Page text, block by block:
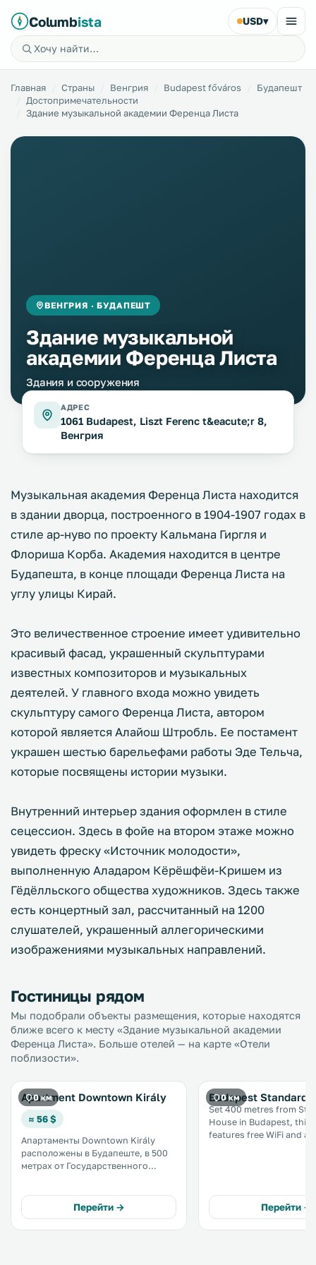
Columbista USD▾
Главная Страны Венгрия Budapest főváros
Будапешт
Достопримечательности
Здание музыкальной академии Ференца Листа
ВЕНГРИЯ · БУДАПЕШТ
Здание музыкальной
академии Ференца Листа
Здания и сооружения
АДРЕС
1061 Budapest, Liszt Ferenc t&eacute;r 8,
Венгрия
Музыкальная академия Ференца Листа находится
в здании дворца, построенного в 1904-1907 годах в
стиле ар-нуво по проекту Кальмана Гиргля и
Флориша Корба. Академия находится в центре
Будапешта, в конце площади Ференца Листа на
углу улицы Кирай.
Это величественное строение имеет удивительно
красивый фасад, украшенный скульптурами
известных композиторов и музыкальных
деятелей. У главного входа можно увидеть
скульптуру самого Ференца Листа, автором
которой является Алайош Штробль. Ее постамент
украшен шестью барельефами работы Эде Тельча,
которые посвящены истории музыки.
Внутренний интерьер здания оформлен в стиле
сецессион. Здесь в фойе на втором этаже можно
увидеть фреску «Источник молодости»,
выполненную Аладаром Кёрёшфёи-Кришем из
Гёдёлльского общества художников. Здесь также
есть концертный зал, рассчитанный на 1200
слушателей, украшенный аллегорическими
изображениями музыкальных направлений.
Гостиницы рядом
Мы подобрали объекты размещения, которые находятся
ближе всего к месту «Здание музыкальной академии
Ференца Листа». Больше отелей — на карте «Отели
поблизости».
0 км
Apartment Downtown Király
≈ 56 $
Апартаменты Downtown Király
расположены в Будапеште, в 500
метрах от Государственного
услугам гостей апартаменты с
собственной кухней и бесплатный
Wi-Fi. .
Перейти →
0 км
Budapest Standard
Set 400 metres from
House in Budapest, this
features free WiFi and a
Перейти →